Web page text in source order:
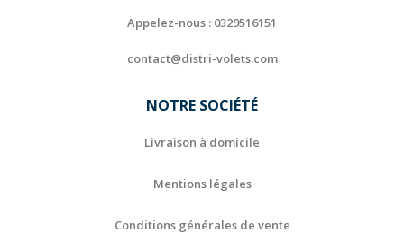
Appelez-nous : 0329516151
contact@distri-volets.com
NOTRE SOCIÉTÉ
Livraison à domicile
Mentions légales
Conditions générales de vente